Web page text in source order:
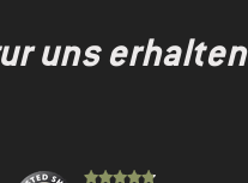
uns erhalten